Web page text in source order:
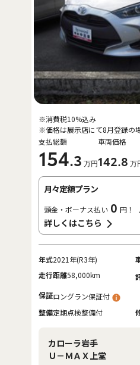
支払総額
154.3 万円
車両価格
142.8 万
※消費税10%込み
※価格は展示店にて8月登録の
月々定額プラン
頭金・ボーナス払い 0 円！
詳しくはこちら
年式2021年(R3年)
走行距離58,000km
保証ロングラン保証付
整備定期点検整備付
カローラ岩手
Ｕ－ＭＡＸ上堂